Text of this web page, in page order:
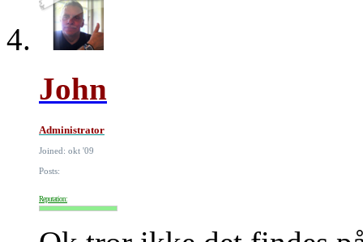
John
Administrator
Joined: okt '09
Posts:
Reputation: